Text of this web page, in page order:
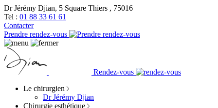
Dr Jérémy Djian, 5 Square Thiers , 75016
Tel : 01 88 33 61 61
Contacter
Prendre rendez-vous
Rendez-vous
Le chirurgien
Dr Jérémy Djian
Chirurgie esthétique